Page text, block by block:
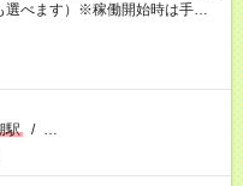
べます）※稼働開始時は手続き
駅 / …